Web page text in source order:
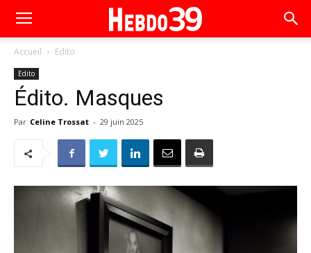
Accueil Edito
Edito
Édito. Masques
Par Celine Trossat - 29 juin 2025